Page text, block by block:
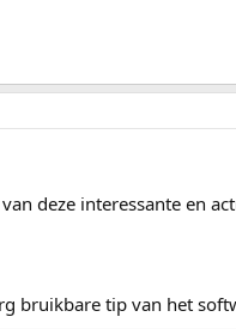
deze interessante en
bruikbare tip van het